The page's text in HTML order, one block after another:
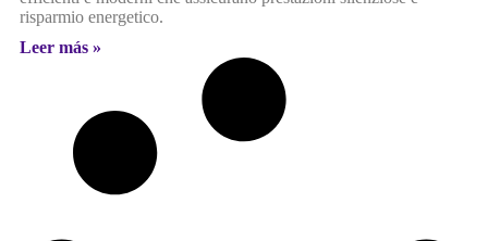
risparmio energetico.
Leer más »